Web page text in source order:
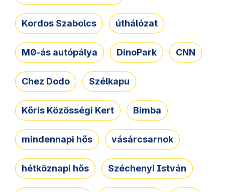
Kordos Szabolcs úthálózat
M0-ás autópálya DinoPark CNN
Chez Dodo Szélkapu
Kőris Közösségi Kert Bimba
mindennapi hős vásárcsarnok
hétköznapi hős Széchenyi István